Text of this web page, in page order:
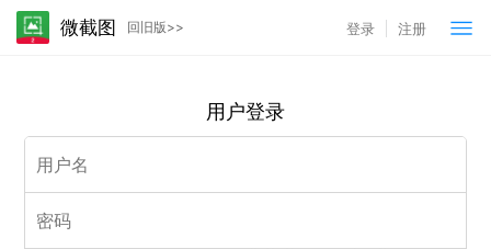
微截图 回旧版>> 登录 注册
用户登录